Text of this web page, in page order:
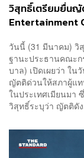
วิสุทธิ์เตรียมยื่น
Entertainment
วันนี้ (31 มีนาคม) วิ
ฐานะประธานคณะก
บาล) เปิดเผยว่า ใน
ญัตติด่วนให้สภาผู้แ
ในประเทศเมียนมา
วิสุทธิ์ระบุว่า ญัตติดั